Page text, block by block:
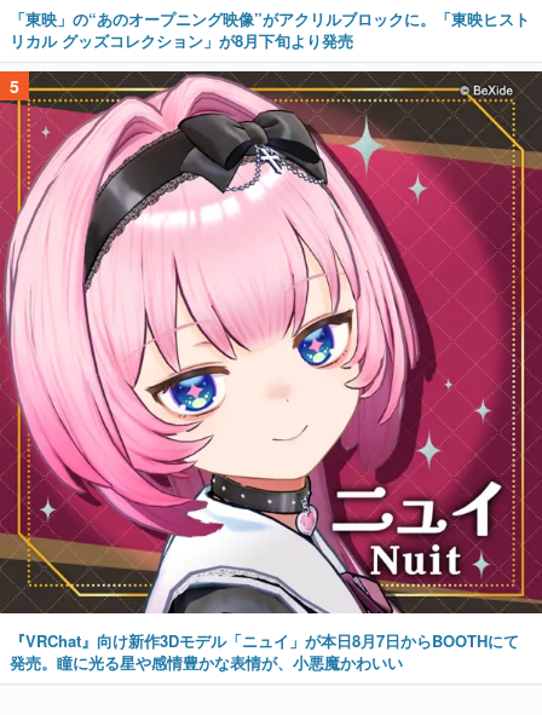
「東映」の“あのオープニング映像”がアクリルブロックに。「東映ヒスト
リカル グッズコレクション」が8月下旬より発売
5
『VRChat』向け新作3Dモデル「ニュイ」が本日8月7日からBOOTHにて
発売。瞳に光る星や感情豊かな表情が、小悪魔かわいい